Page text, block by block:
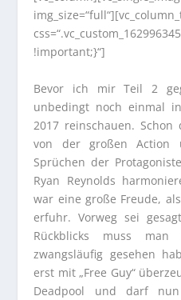
!important;}“]
Bevor ich mir Teil 2
unbedingt noch einmal in
2017 reinschauen.
von der großen Action
Sprüchen der
Ryan Reynolds
war eine große Freude,
erfuhr. Vorweg sei
Rückblicks muss
zwangsläufig gesehen
erst mit „Free Guy“
Deadpool und darf